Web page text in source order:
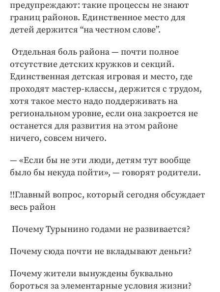
предупреждают: такие процессы не знают
границ районов. Единственное место для
детей держится “на честном слове”.
Отдельная боль района — почти полное
отсутствие детских кружков и секций.
Единственная детская игровая и место, где
проходят мастер-классы, держится с трудом,
хотя такое место надо поддерживать на
региональном уровне, если она закроется не
останется для развития на этом районе
ничего, совсем ничего.
— «Если бы не эти люди, детям тут вообще
было бы некуда пойти», — говорят родители.
!!Главный вопрос, который сегодня обсуждает
весь район
Почему Турынино годами не развивается?
Почему сюда почти не вкладывают деньги?
Почему жители вынуждены буквально
бороться за элементарные условия жизни?